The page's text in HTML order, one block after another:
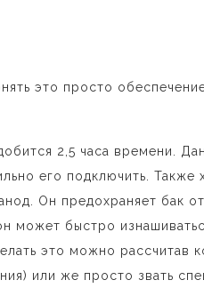
это просто
2,5 часа времени.
его подключить.
Он предохраняет бак
может быстро
это можно рассчитав
или же просто звать